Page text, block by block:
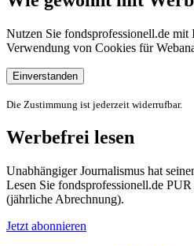
Nutzen Sie fondsprofessionell.de
Verwendung von Cookies für
Einverstanden
Die Zustimmung ist jederzeit widerrufbar.
Werbefrei lesen
Unabhängiger Journalismus hat
Lesen Sie fondsprofessionell.de
(jährliche Abrechnung).
Jetzt abonnieren